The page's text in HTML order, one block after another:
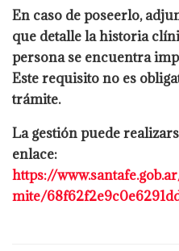
En caso de poseerlo,
que detalle la historia
persona se encuentra
Este requisito no es
trámite.
La gestión puede
enlace:
https://
mite/